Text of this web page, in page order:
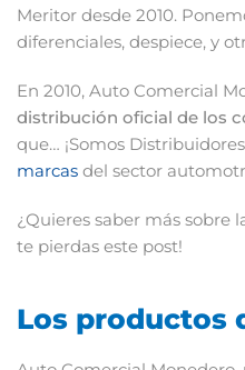
Meritor desde 2010.
diferenciales, despiece, y
En 2010, Auto Comercial
distribución oficial de los
que… ¡Somos
marcas del sector
¿Quieres saber más sobre
te pierdas este post!
Los productos